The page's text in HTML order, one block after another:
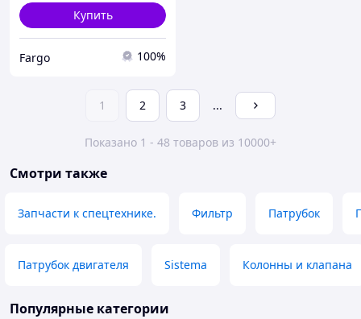
Купить
Fargo 100%
1 2 3 ...
Показано 1 - 48 товаров из 10000+
Смотри также
Запчасти к спецтехнике. Фильтр Патрубок
Патрубок двигателя Sistema Колонны и клапана
Популярные категории